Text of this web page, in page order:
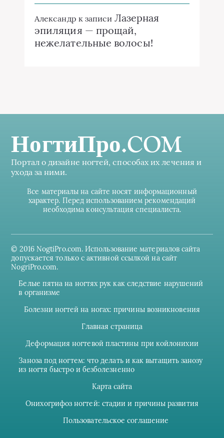
Александр к записи Лазерная
эпиляция — прощай,
нежелательные волосы!
НогтиПро.COM
Портал о дизайне ногтей, способах их лечения и
ухода за ними.
Все материалы на сайте носят информационный
характер. Перед использованием рекомендаций
необходима консультация специалиста.
© 2016 NogtiPro.com. Использование материалов сайта
допускается только с активной ссылкой на сайт
NogriPro.com.
Белые пятна на ногтях рук как следствие нарушений
в организме
Болезни ногтей на ногах: причины возникновения
Главная страница
Деформация ногтевой пластины при койлонихии
Заноза под ногтем: что делать и как вытащить занозу
из ногтя быстро и безболезненно
Карта сайта
Онихогрифоз ногтей: стадии и причины развития
Пользовательское соглашение